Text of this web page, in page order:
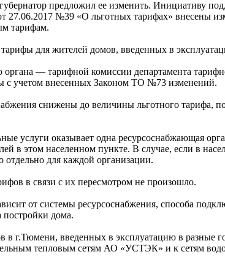
предложил ее изменить. Инициативу
№39 «О льготных тарифах» внесены
тарифам.
тарифы для жителей домов, введенных в
органа — тарифной комиссии департамента
с учетом внесенных Законом ТО №73 изменений.
снижены до величины льготного тарифа,
услуги оказывает одна ресурсоснабжающая
в этом населенном пункте. В случае, если в
для каждой организации.
в связи с их пересмотром не произошло.
от системы ресурсоснабжения, способа
постройки дома.
в г.Тюмени, введенных в эксплуатацию в
тепловым сетям АО «УСТЭК» и к сетям